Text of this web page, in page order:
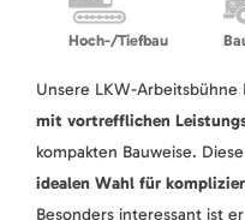
Hoch-/Tiefbau
Unsere LKW-Arbeitsbühne
mit vortrefflichen
kompakten Bauweise.
idealen Wahl für
Besonders interessant ist